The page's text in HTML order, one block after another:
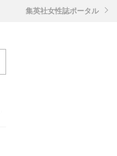
集英社女性誌ポータル